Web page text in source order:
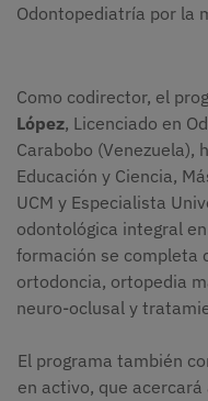
Odontopediatría por la
Como codirector, el
López, Licenciado en
Carabobo (Venezuela),
Educación y Ciencia,
UCM y Especialista
odontológica integral
formación se completa
ortodoncia, ortopedia
neuro-oclusal y
El programa también
en activo, que